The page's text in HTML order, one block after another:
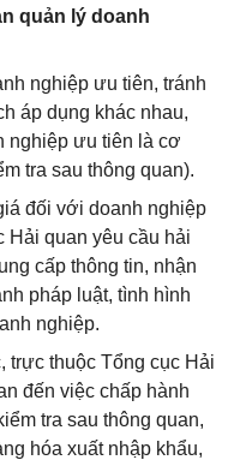
quản lý doanh
nghiệp ưu tiên, tránh
áp dụng khác nhau,
nghiệp ưu tiên là cơ
tra sau thông quan).
đối với doanh nghiệp
Hải quan yêu cầu hải
cấp thông tin, nhận
pháp luật, tình hình
nghiệp.
trực thuộc Tổng cục Hải
đến việc chấp hành
tra sau thông quan,
hóa xuất nhập khẩu,